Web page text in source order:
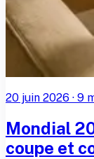
20 juin 2026 · 9
Mondial
coupe et